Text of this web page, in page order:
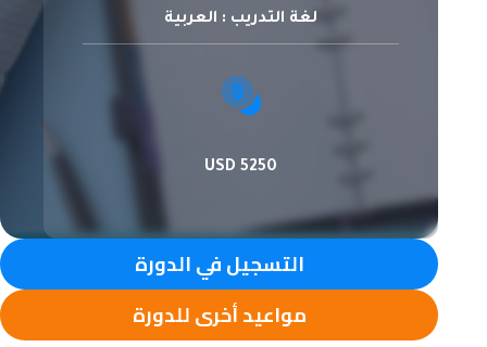
لغة التدريب : العربية
5250 USD
التسجيل في الدورة
مواعيد أخرى للدورة